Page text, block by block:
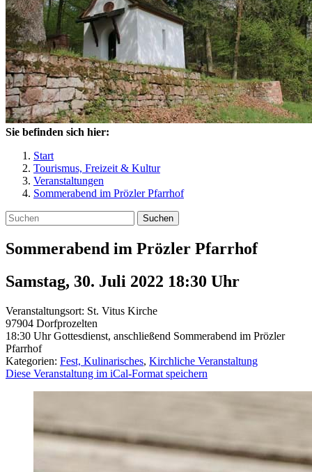
Sie befinden sich hier:
Start
Tourismus, Freizeit & Kultur
Veranstaltungen
Sommerabend im Prözler Pfarrhof
Suchen
Sommerabend im Prözler Pfarrhof
Samstag, 30. Juli 2022 18:30 Uhr
Veranstaltungsort: St. Vitus Kirche
97904 Dorfprozelten
18:30 Uhr Gottesdienst, anschließend Sommerabend im Prözler
Pfarrhof
Kategorien: Fest, Kulinarisches, Kirchliche Veranstaltung
Diese Veranstaltung im iCal-Format speichern